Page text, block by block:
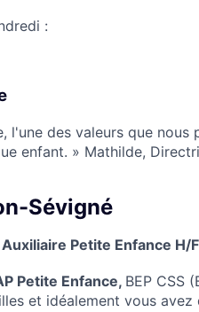
:
l'une des valeurs que
enfant. » Mathilde,
Sévigné
Auxiliaire Petite Enfance H/F
Petite Enfance, BEP CSS
et idéalement vous